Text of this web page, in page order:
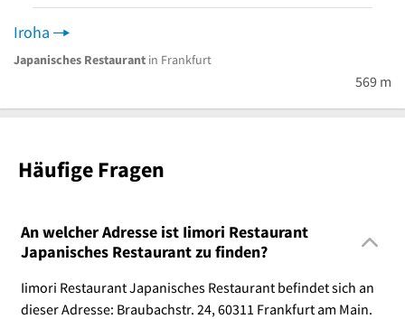
Iroha
Japanisches Restaurant in Frankfurt
569 m
Häufige Fragen
An welcher Adresse ist Iimori Restaurant
Japanisches Restaurant zu finden?
Iimori Restaurant Japanisches Restaurant befindet sich an
dieser Adresse: Braubachstr. 24, 60311 Frankfurt am Main.